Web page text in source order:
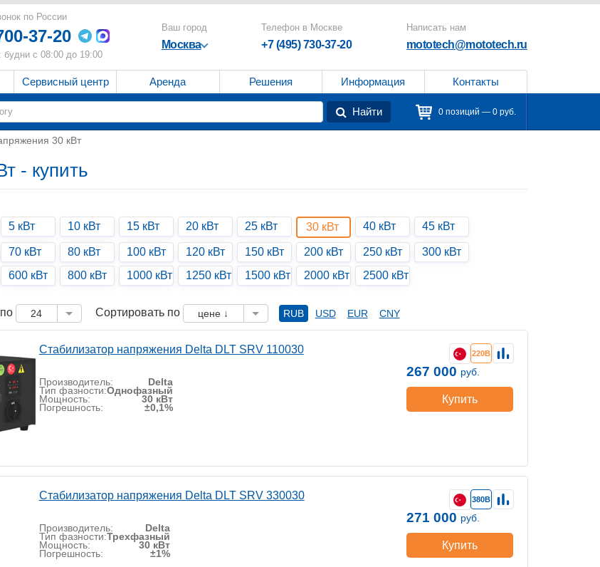
по России
37-20
будни с 08:00 до 19:00
Ваш город
Москва
Телефон в Москве
+7 (495) 730-37-20
Написать нам
mototech@mototech.ru
Сервисный центр Аренда Решения Информация Контакты
Найти 0 позиций — 0 руб.
30 кВт
- купить
5 кВт 10 кВт 15 кВт 20 кВт 25 кВт 30 кВт 40 кВт 45 кВт
70 кВт 80 кВт 100 кВт 120 кВт 150 кВт 200 кВт 250 кВт
300 кВт
600 кВт 800 кВт 1000 кВт 1250 кВт 1500 кВт 2000 кВт 2500 кВт
24 Сортировать по цене ↓ RUB USD EUR CNY
Стабилизатор напряжения Delta DLT SRV 110030
Производитель: Delta
Тип фазности:Однофазный
Мощность: 30 кВт
Погрешность: ±0,1%
220В
267 000 руб.
Купить
Стабилизатор напряжения Delta DLT SRV 330030
Производитель: Delta
Тип фазности:Трехфазный
Мощность: 30 кВт
Погрешность: ±1%
380В
271 000 руб.
Купить